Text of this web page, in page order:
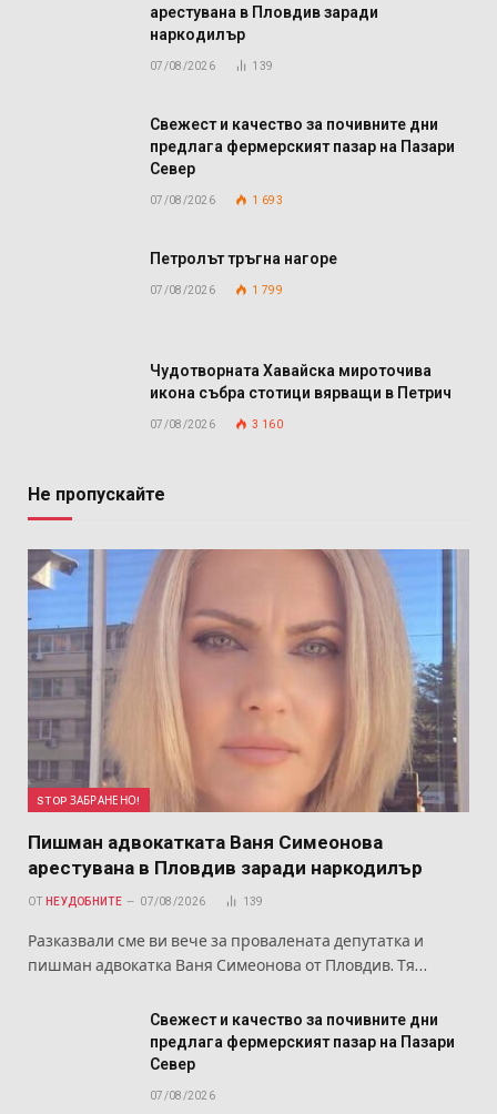
арестувана в Пловдив заради
наркодилър
07/08/2026 139
Свежест и качество за почивните дни
предлага фермерският пазар на Пазари
Север
07/08/2026 1 693
Петролът тръгна нагоре
07/08/2026 1 799
Чудотворната Хавайска мироточива
икона събра стотици вярващи в Петрич
07/08/2026 3 160
Не пропускайте
STOP ЗАБРАНЕНО!
Пишман адвокатката Ваня Симеонова
арестувана в Пловдив заради наркодилър
ОТ НЕУДОБНИТЕ 07/08/2026 139
Разказвали сме ви вече за провалената депутатка и
пишман адвокатка Ваня Симеонова от Пловдив. Тя…
Свежест и качество за почивните дни
предлага фермерският пазар на Пазари
Север
07/08/2026